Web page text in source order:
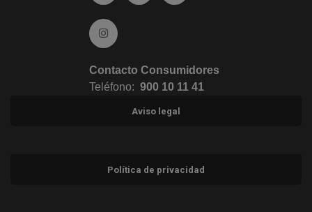
Ir a Instagram (abre en ventana nueva)
Contacto Consumidores
Teléfono: 900 10 11 41
Aviso legal
Política de privacidad